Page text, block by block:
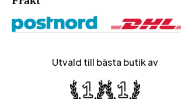
Utvald till bästa butik av